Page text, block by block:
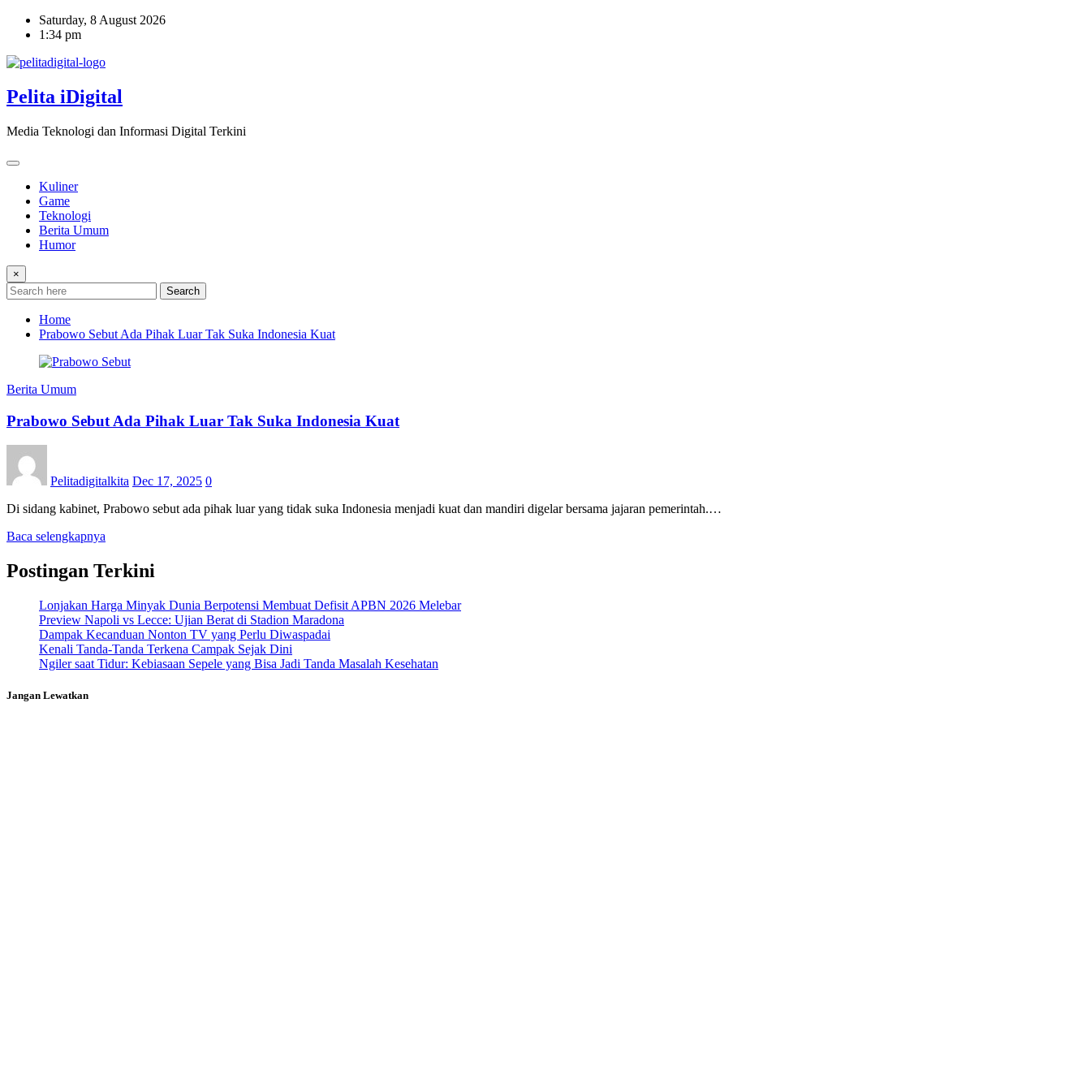
Skip
Saturday, 8 August 2026
1:34 pm
Pelita iDigital
Media Teknologi dan Informasi Digital Terkini
Kuliner
Game
Teknologi
Berita Umum
Humor
×
Search
Home
Prabowo Sebut Ada Pihak Luar Tak Suka Indonesia Kuat
Berita Umum
Prabowo Sebut Ada Pihak Luar Tak Suka Indonesia Kuat
Pelitadigitalkita Dec 17, 2025 0
Di sidang kabinet, Prabowo sebut ada pihak luar yang tidak suka Indonesia menjadi kuat dan mandiri digelar bersama jajaran pemerintah.…
Baca selengkapnya
Postingan Terkini
Lonjakan Harga Minyak Dunia Berpotensi Membuat Defisit APBN 2026 Melebar
Preview Napoli vs Lecce: Ujian Berat di Stadion Maradona
Dampak Kecanduan Nonton TV yang Perlu Diwaspadai
Kenali Tanda-Tanda Terkena Campak Sejak Dini
Ngiler saat Tidur: Kebiasaan Sepele yang Bisa Jadi Tanda Masalah Kesehatan
Jangan Lewatkan